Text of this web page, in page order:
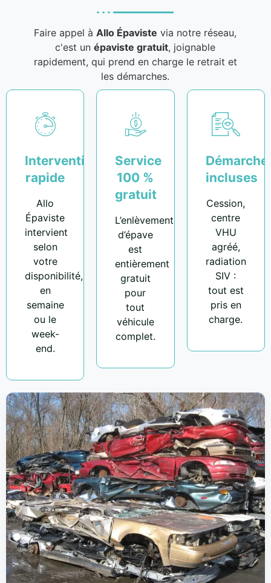
Faire appel àAllo Épaviste via notre réseau,
c'est unépaviste gratuit, joignable
rapidement, qui prend en charge le retrait et
les démarches.
Intervention
rapide
Allo
Épaviste
intervient
selon
votre
disponibilité,
en
semaine
ou le
week-
end.
Service
100 %
gratuit
L’enlèvement
d’épave
est
entièrement
gratuit
pour
tout
véhicule
complet.
incluses
Cession,
centre
VHU
agréé,
radiation
SIV :
tout est
pris en
charge.